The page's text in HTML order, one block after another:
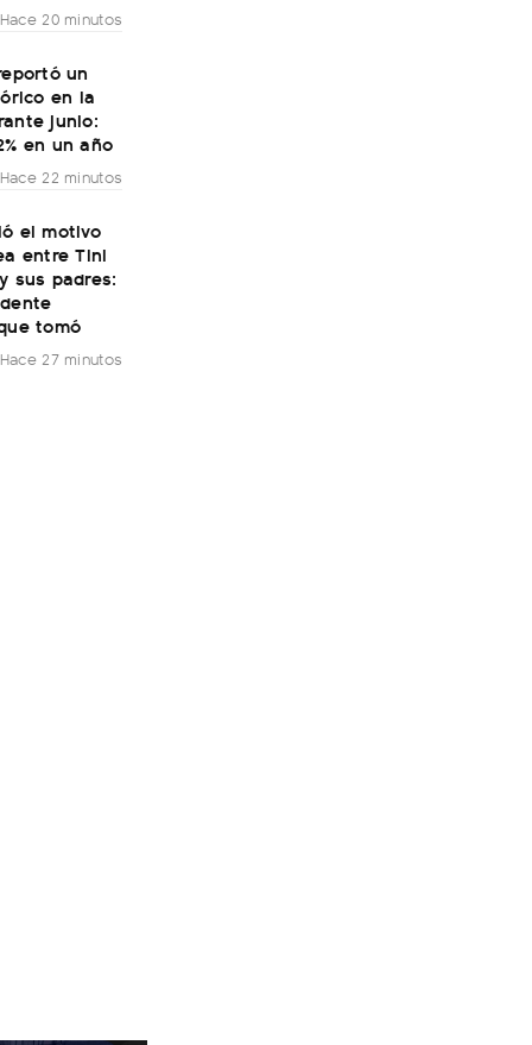
Hace 20 minutos
un
en la
junio:
en un año
Hace 22 minutos
el motivo
entre Tini
sus padres:
tomó
Hace 27 minutos